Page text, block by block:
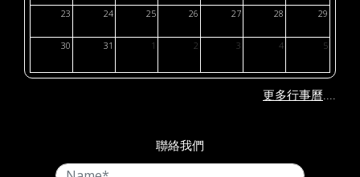
23 24 25 26 27 28 29
30 31 1 2 3 4 5
更多行事曆....
聯絡我們